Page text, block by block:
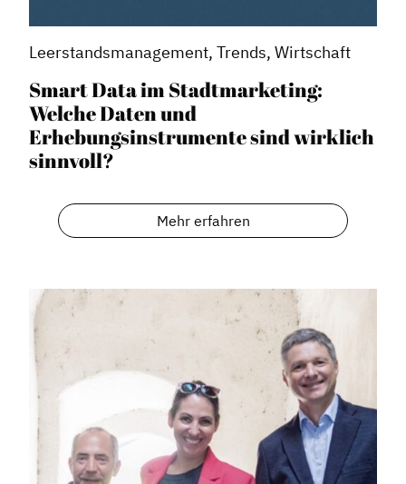
Leerstandsmanagement, Trends, Wirtschaft
Smart Data im Stadtmarketing:
Welche Daten und
Erhebungsinstrumente sind wirklich
sinnvoll?
Mehr erfahren